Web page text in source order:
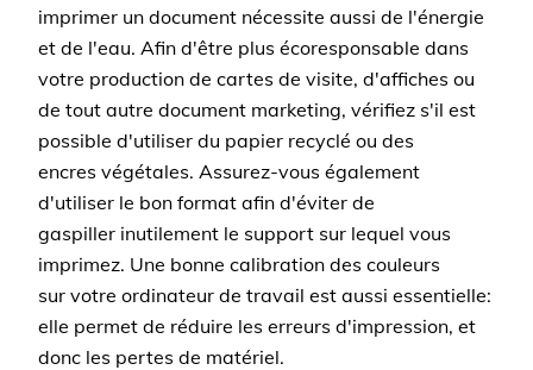
imprimer un document nécessite aussi de l'énergie
et de l'eau. Afin d'être plus écoresponsable dans
votre production de cartes de visite, d'affiches ou
de tout autre document marketing, vérifiez s'il est
possible d'utiliser du papier recyclé ou des
encres végétales. Assurez-vous également
d'utiliser le bon format afin d'éviter de
gaspiller inutilement le support sur lequel vous
imprimez. Une bonne calibration des couleurs
sur votre ordinateur de travail est aussi essentielle:
elle permet de réduire les erreurs d'impression, et
donc les pertes de matériel.